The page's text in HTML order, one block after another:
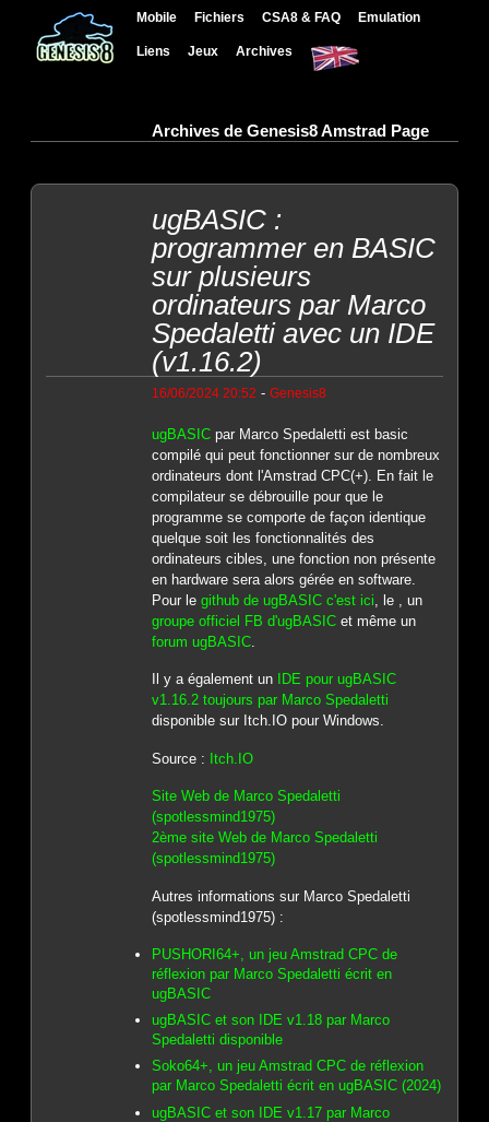
Mobile Fichiers CSA8 & FAQ Emulation
Liens Jeux Archives
Archives de Genesis8 Amstrad Page
ugBASIC :
programmer en BASIC
sur plusieurs
ordinateurs par Marco
Spedaletti avec un IDE
(v1.16.2)
16/06/2024 20:52 - Genesis8
ugBASICpar Marco Spedaletti est basic
compilé qui peut fonctionner sur de nombreux
ordinateurs dont l'Amstrad CPC(+). En fait le
compilateur se débrouille pour que le
programme se comporte de façon identique
quelque soit les fonctionnalités des
ordinateurs cibles, une fonction non présente
en hardware sera alors gérée en software.
Pour le github de ugBASIC c'est ici , le , un
groupe officiel FB d'ugBASICet même un
forum ugBASIC.
Il y a également un
IDE pour ugBASIC
v1.16.2 toujours par Marco Spedaletti
disponible sur Itch.IO pour Windows.
Source : Itch.IO
Site Web de Marco Spedaletti
(spotlessmind1975)
2ème site Web de Marco Spedaletti
(spotlessmind1975)
Autres informations sur Marco Spedaletti
(spotlessmind1975) :
PUSHORI64+, un jeu Amstrad CPC de
réflexion par Marco Spedaletti écrit en
ugBASIC
ugBASIC et son IDE v1.18 par Marco
Spedaletti disponible
Soko64+, un jeu Amstrad CPC de réflexion
par Marco Spedaletti écrit en ugBASIC (2024)
ugBASIC et son IDE v1.17 par Marco